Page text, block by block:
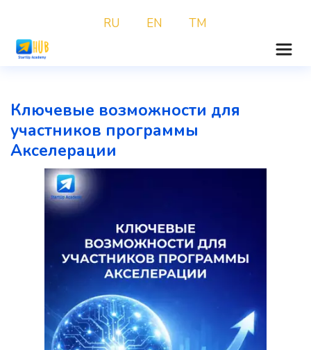
RU EN TM
Ключевые возможности для
участников программы
Акселерации